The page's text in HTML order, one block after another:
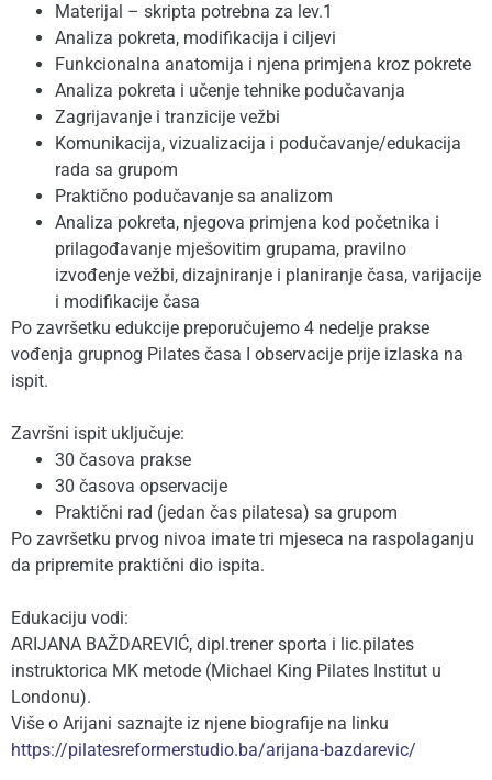
Materijal – skripta potrebna za lev.1
Analiza pokreta, modifikacija i ciljevi
Funkcionalna anatomija i njena primjena kroz pokrete
Analiza pokreta i učenje tehnike podučavanja
Zagrijavanje i tranzicije vežbi
Komunikacija, vizualizacija i podučavanje/edukacija
rada sa grupom
Praktično podučavanje sa analizom
Analiza pokreta, njegova primjena kod početnika i
prilagođavanje mješovitim grupama, pravilno
izvođenje vežbi, dizajniranje i planiranje časa, varijacije
i modifikacije časa
Po završetku edukcije preporučujemo 4 nedelje prakse
vođenja grupnog Pilates časa I observacije prije izlaska na
ispit.
Završni ispit uključuje:
30 časova prakse
30 časova opservacije
Praktični rad (jedan čas pilatesa) sa grupom
Po završetku prvog nivoa imate tri mjeseca na raspolaganju
da pripremite praktični dio ispita.
Edukaciju vodi:
ARIJANA BAŽDAREVIĆ, dipl.trener sporta i lic.pilates
instruktorica MK metode (Michael King Pilates Institut u
Londonu).
Više o Arijani saznajte iz njene biografije na linku
https://pilatesreformerstudio.ba/arijana-bazdarevic/